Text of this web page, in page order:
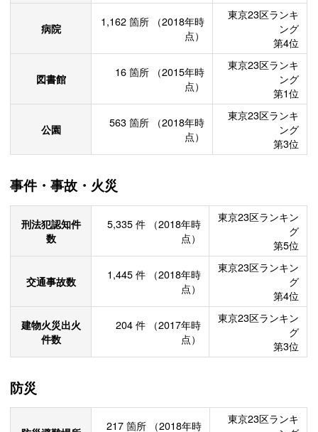
病院 1,162 箇所
（2018年時
点）
東京23区ランキ
ング
第4位
図書館 16 箇所
（2015年時
点）
東京23区ランキ
ング
第1位
公園 563 箇所
（2018年時
点）
東京23区ランキ
ング
第3位
事件・事故・火災
刑法犯認知件
数
5,335 件
（2018年時
点）
東京23区ランキン
グ
第5位
交通事故数 1,445 件
（2018年時
点）
東京23区ランキン
グ
第4位
建物火災出火
件数
204 件
（2017年時
点）
東京23区ランキン
グ
第3位
防災
217 箇所
（2018年時
東京23区ランキ